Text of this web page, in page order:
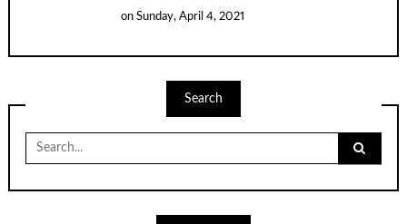
onSunday, April 4, 2021
Search
Search
for: